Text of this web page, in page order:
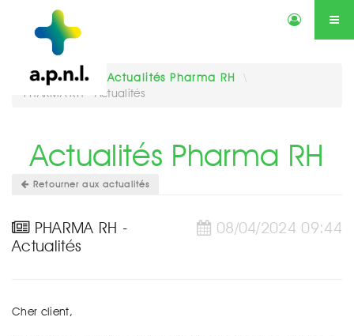
Actualités Annonces Qui sommes-nous ? Services
Contactez-nous Agenda
Vous êtes ici : Actualités Pharma RH
\
PHARMA RH - Actualités
Retourner aux actualités
Actualités Pharma RH
08/04/2024 09:44
PHARMA RH -
Actualités
Cher client,